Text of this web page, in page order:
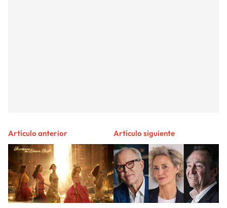
Artículo anterior Artículo siguiente